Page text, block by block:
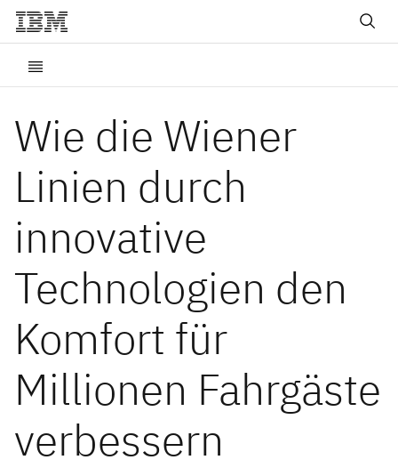
Wie die Wiener
Linien durch
innovative
Technologien den
Komfort für
Millionen Fahrgäste
verbessern